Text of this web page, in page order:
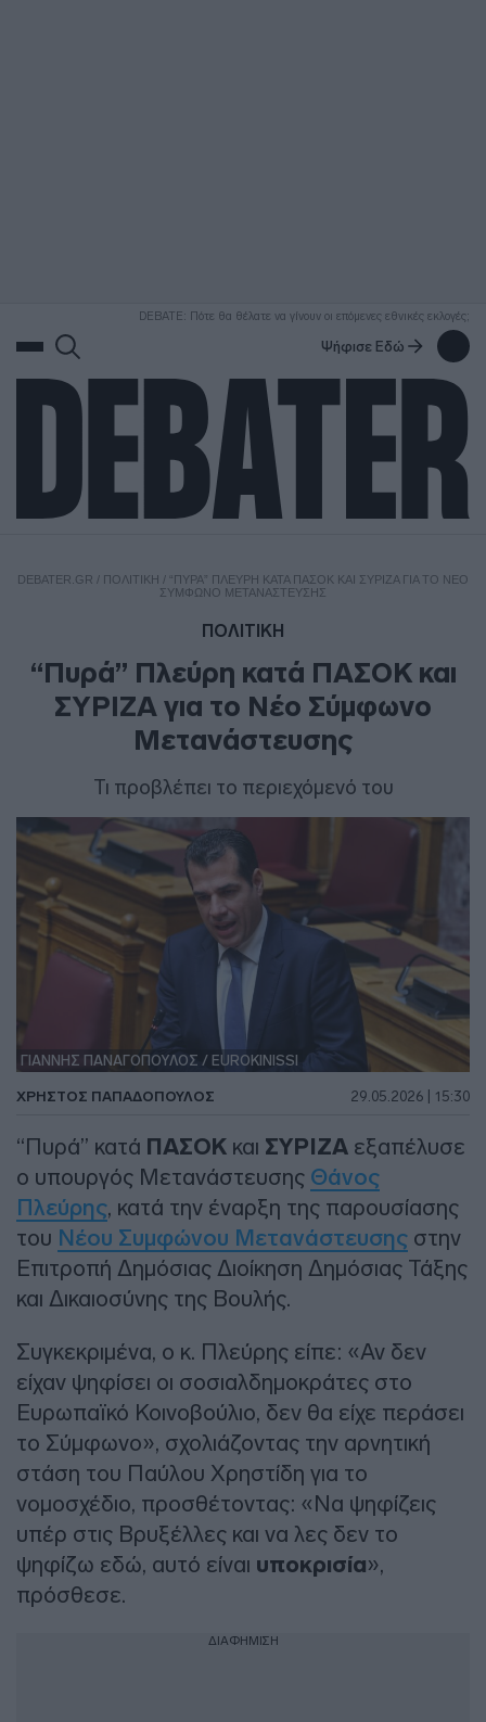
DEBATE: Πότε θα θέλατε να γίνουν οι επόμενες εθνικές εκλογές;
Ψήφισε Εδώ
DEBATER.GR / ΠΟΛΙΤΙΚΗ / “ΠΥΡΆ” ΠΛΕΎΡΗ ΚΑΤΆ ΠΑΣΟΚ ΚΑΙ ΣΥΡΙΖΑ ΓΙΑ ΤΟ ΝΈΟ
ΣΎΜΦΩΝΟ ΜΕΤΑΝΆΣΤΕΥΣΗΣ
ΠΟΛΙΤΙΚΗ
“Πυρά” Πλεύρη κατά ΠΑΣΟΚ και
ΣΥΡΙΖΑ για το Νέο Σύμφωνο
Μετανάστευσης
Τι προβλέπει το περιεχόμενό του
ΓΙΑΝΝΗΣ ΠΑΝΑΓΟΠΟΥΛΟΣ / EUROKINISSI
ΧΡΉΣΤΟΣ ΠΑΠΑΔΌΠΟΥΛΟΣ 29.05.2026 | 15:30
“Πυρά” κατά ΠΑΣΟΚ και ΣΥΡΙΖΑ εξαπέλυσε
ο υπουργός Μετανάστευσης Θάνος
Πλεύρης, κατά την έναρξη της παρουσίασης
του Νέου Συμφώνου Μετανάστευσης στην
Επιτροπή Δημόσιας Διοίκηση Δημόσιας Τάξης
και Δικαιοσύνης της Βουλής.
Συγκεκριμένα, ο κ. Πλεύρης είπε: «Αν δεν
είχαν ψηφίσει οι σοσιαλδημοκράτες στο
Ευρωπαϊκό Κοινοβούλιο, δεν θα είχε περάσει
το Σύμφωνο», σχολιάζοντας την αρνητική
στάση του Παύλου Χρηστίδη για το
νομοσχέδιο, προσθέτοντας: «Να ψηφίζεις
υπέρ στις Βρυξέλλες και να λες δεν το
ψηφίζω εδώ, αυτό είναι υποκρισία»,
πρόσθεσε.
ΔΙΑΦΗΜΙΣΗ